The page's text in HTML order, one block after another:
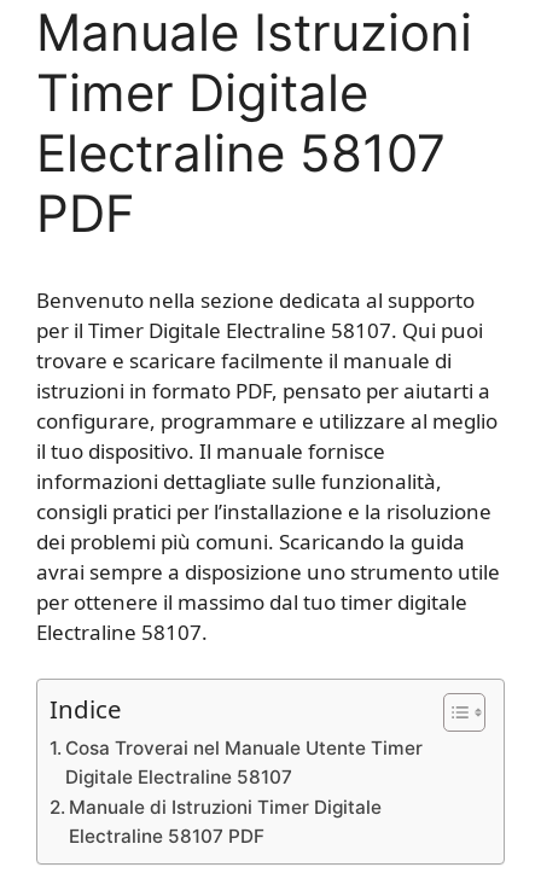
Manuale Istruzioni
Timer Digitale
Electraline 58107
PDF
Benvenuto nella sezione dedicata al supporto
per il Timer Digitale Electraline 58107. Qui puoi
trovare e scaricare facilmente il manuale di
istruzioni in formato PDF, pensato per aiutarti a
configurare, programmare e utilizzare al meglio
il tuo dispositivo. Il manuale fornisce
informazioni dettagliate sulle funzionalità,
consigli pratici per l’installazione e la risoluzione
dei problemi più comuni. Scaricando la guida
avrai sempre a disposizione uno strumento utile
per ottenere il massimo dal tuo timer digitale
Electraline 58107.
Indice
Cosa Troverai nel Manuale Utente Timer
Digitale Electraline 58107
Manuale di Istruzioni Timer Digitale
Electraline 58107 PDF